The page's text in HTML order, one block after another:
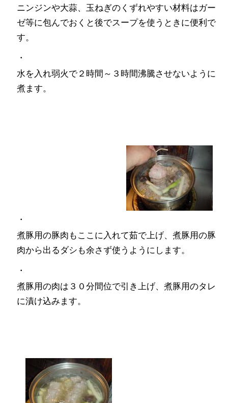
ニンジンや大蒜、玉ねぎのくずれやすい材料はガー
ゼ等に包んでおくと後でスープを使うときに便利で
す。
・
水を入れ弱火で２時間～３時間沸騰させないように
煮ます。
・
煮豚用の豚肉もここに入れて茹で上げ、煮豚用の豚
肉から出るダシも余さず使うようにします。
・
煮豚用の肉は３０分間位で引き上げ、煮豚用のタレ
に漬け込みます。